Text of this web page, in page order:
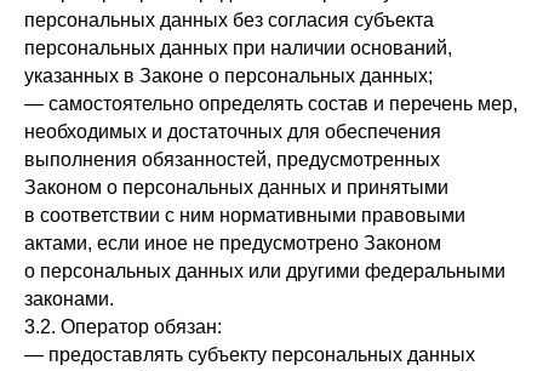
персональных данных без согласия субъекта
персональных данных при наличии оснований,
указанных в Законе о персональных данных;
— самостоятельно определять состав и перечень мер,
необходимых и достаточных для обеспечения
выполнения обязанностей, предусмотренных
Законом о персональных данных и принятыми
в соответствии с ним нормативными правовыми
актами, если иное не предусмотрено Законом
о персональных данных или другими федеральными
законами.
3.2. Оператор обязан:
— предоставлять субъекту персональных данных